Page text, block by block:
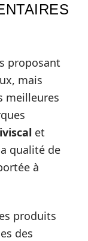
proposant
mais
meilleures
et
qualité de
à
produits
des